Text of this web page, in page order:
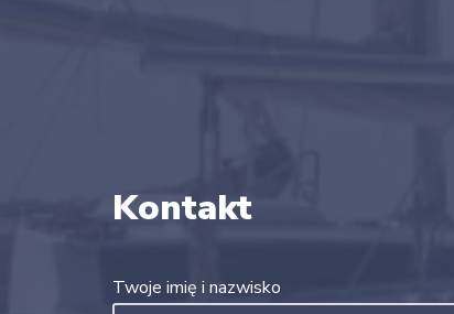
Kontakt
Twoje imię i nazwisko